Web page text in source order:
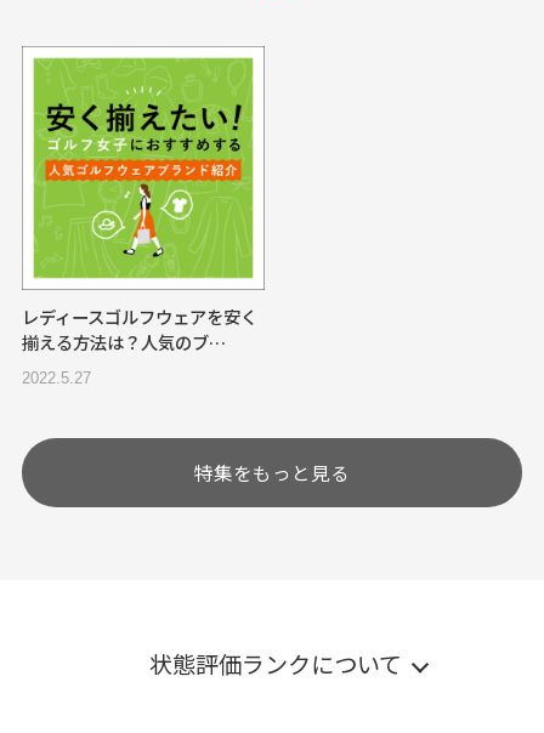
レディースゴルフウェアを安く
揃える方法は？人気のブ…
2022.5.27
特集をもっと見る
状態評価ランクについて